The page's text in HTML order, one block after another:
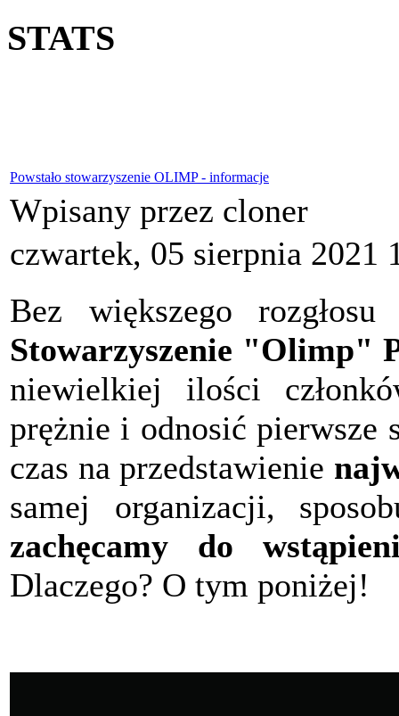
STATS
Powstało stowarzyszenie OLIMP - informacje
Wpisany przez cloner
czwartek, 05 sierpnia 2021
Bez większego
Stowarzyszenie "Olimp"
niewielkiej ilości
prężnie i odnosić pierwsze
czas na przedstawienie
samej organizacji,
zachęcamy do
Dlaczego? O tym poniżej!